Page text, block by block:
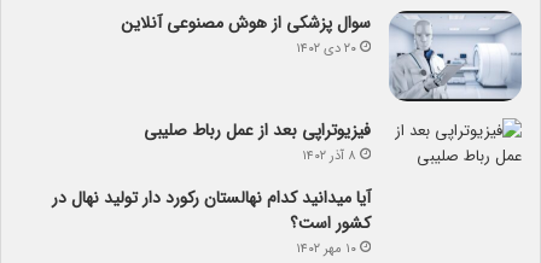
سوال پزشکی از هوش مصنوعی آنلاین
۲۰ دی ۱۴۰۲
فیزیوتراپی بعد از عمل رباط صلیبی
۸ آذر ۱۴۰۲
آیا می­دانید کدام نهالستان رکورد دار تولید نهال­ در
کشور است؟
۱۰ مهر ۱۴۰۲